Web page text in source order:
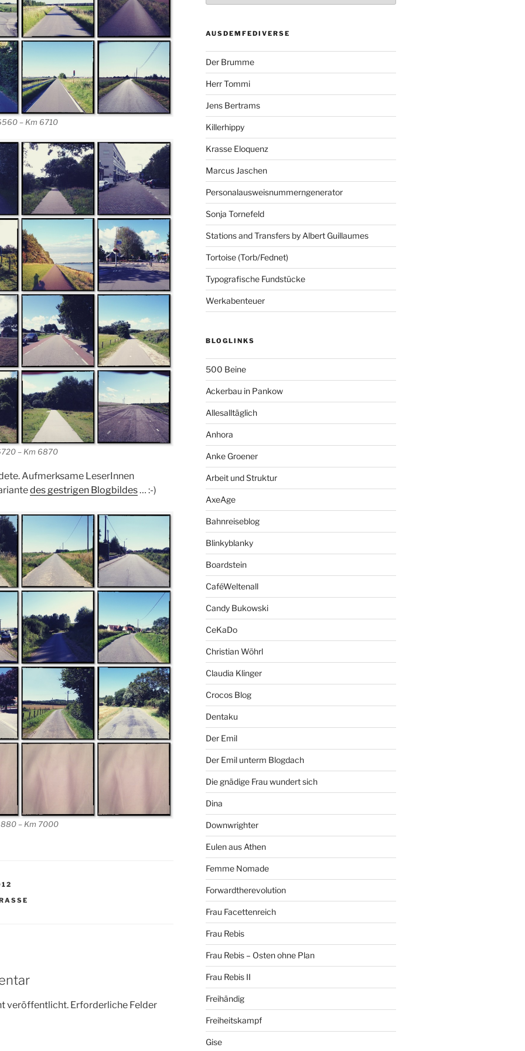
– Km 6710
– Km 6870
Aufmerksame LeserInnen
des gestrigen Blogbildes… :-)
– Km 7000
veröffentlicht. Erforderliche Felder
AUSDEMFEDIVERSE
Der Brumme
Herr Tommi
Jens Bertrams
Killerhippy
Krasse Eloquenz
Marcus Jaschen
Personalausweisnummerngenerator
Sonja Tornefeld
Stations and Transfers by Albert Guillaumes
Tortoise (Torb/Fednet)
Typografische Fundstücke
Werkabenteuer
BLOGLINKS
500 Beine
Ackerbau in Pankow
Allesalltäglich
Anhora
Anke Groener
Arbeit und Struktur
AxeAge
Bahnreiseblog
Blinkyblanky
Boardstein
CaféWeltenall
Candy Bukowski
CeKaDo
Christian Wöhrl
Claudia Klinger
Crocos Blog
Dentaku
Der Emil
Der Emil unterm Blogdach
Die gnädige Frau wundert sich
Dina
Downwrighter
Eulen aus Athen
Femme Nomade
Forwardtherevolution
Frau Facettenreich
Frau Rebis
Frau Rebis – Osten ohne Plan
Frau Rebis II
Freihändig
Freiheitskampf
Gise